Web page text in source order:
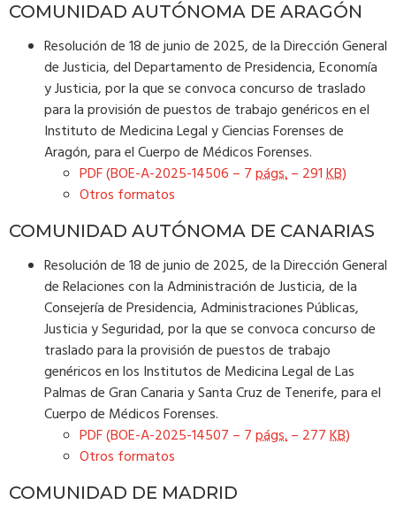
COMUNIDAD AUTÓNOMA DE ARAGÓN
Resolución de 18 de junio de 2025, de la Dirección General
de Justicia, del Departamento de Presidencia, Economía
y Justicia, por la que se convoca concurso de traslado
para la provisión de puestos de trabajo genéricos en el
Instituto de Medicina Legal y Ciencias Forenses de
Aragón, para el Cuerpo de Médicos Forenses.
PDF (BOE-A-2025-14506 – 7págs.– 291KB)
Otros formatos
COMUNIDAD AUTÓNOMA DE CANARIAS
Resolución de 18 de junio de 2025, de la Dirección General
de Relaciones con la Administración de Justicia, de la
Consejería de Presidencia, Administraciones Públicas,
Justicia y Seguridad, por la que se convoca concurso de
traslado para la provisión de puestos de trabajo
genéricos en los Institutos de Medicina Legal de Las
Palmas de Gran Canaria y Santa Cruz de Tenerife, para el
Cuerpo de Médicos Forenses.
PDF (BOE-A-2025-14507 – 7págs.– 277KB)
Otros formatos
COMUNIDAD DE MADRID